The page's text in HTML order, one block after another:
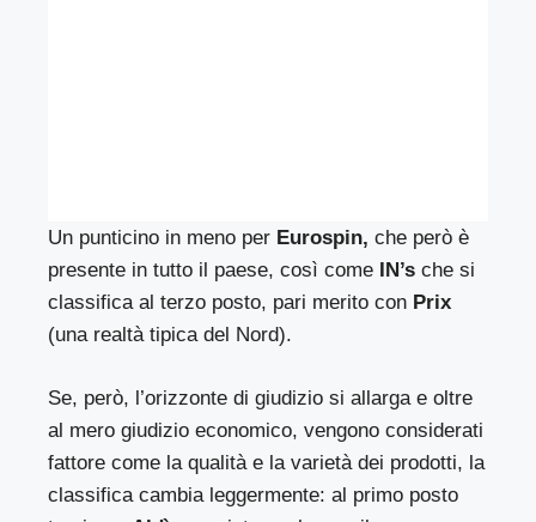
Un punticino in meno per Eurospin, che però è
presente in tutto il paese, così come
IN’s che si
classifica al terzo posto, pari merito con Prix
(una realtà tipica del Nord).
Se, però, l’orizzonte di giudizio si allarga e oltre
al mero giudizio economico, vengono considerati
fattore come la qualità e la varietà dei prodotti, la
classifica cambia leggermente: al primo posto